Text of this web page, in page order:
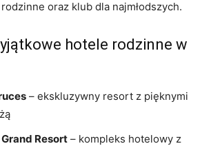
oraz klub dla najmłodszych.
hotele rodzinne w
– ekskluzywny resort z pięknymi
Resort – kompleks hotelowy z